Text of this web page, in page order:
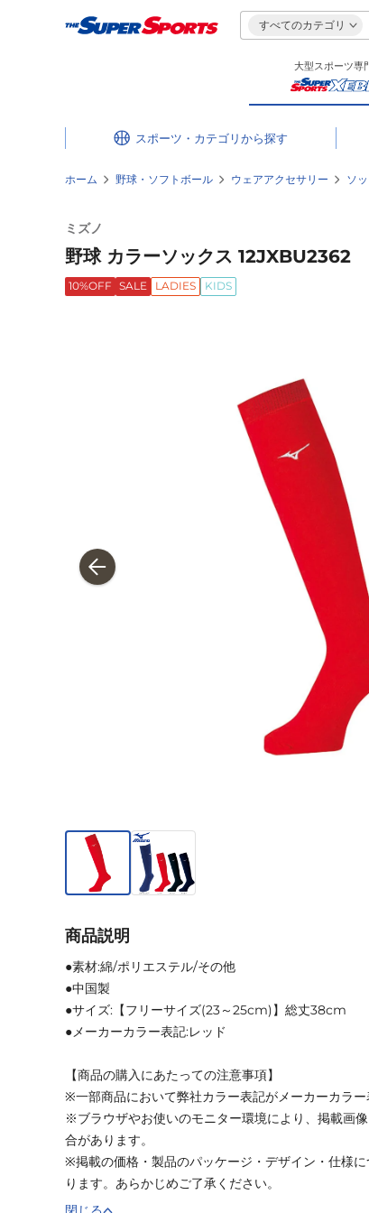
すべてのカテゴリ
大型スポーツ専
スポーツ・カテゴリ
ホーム 野球・ソフトボール ウェアアクセサリー ソ
ミズノ
野球 カラーソックス 12JXBU2362
10%OFF SALE LADIES KIDS
商品説明
●素材:綿/ポリエステル/その他
●中国製
●サイズ:【フリーサイズ(23～25cm)】総丈38cm
●メーカーカラー表記:レッド
【商品の購入にあたっての注意事項】
※一部商品において弊社カラー表記がメーカーカラー
※ブラウザやお使いのモニター環境により、掲載画
合があります。
※掲載の価格・製品のパッケージ・デザイン・仕様
ります。あらかじめご了承ください。